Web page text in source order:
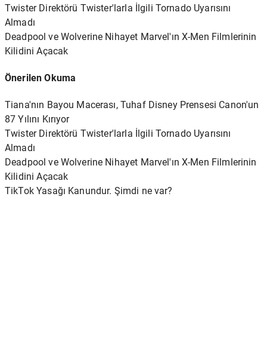
Twister Direktörü Twister'larla İlgili Tornado Uyarısını
Almadı
Deadpool ve Wolverine Nihayet Marvel'ın X-Men Filmlerinin
Kilidini Açacak
Önerilen Okuma
Tiana'nın Bayou Macerası, Tuhaf Disney Prensesi Canon'un
87 Yılını Kırıyor
Twister Direktörü Twister'larla İlgili Tornado Uyarısını
Almadı
Deadpool ve Wolverine Nihayet Marvel'ın X-Men Filmlerinin
Kilidini Açacak
TikTok Yasağı Kanundur. Şimdi ne var?